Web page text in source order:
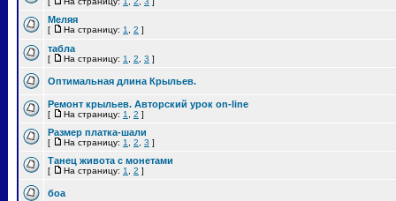
Меляя
[ На страницу: 1 2 ]
табла
[ На страницу: 1 2 3 ]
Оптимальная длина Крыльев.
Ремонт крыльев. Авторский урок on-line
[ На страницу: 1 2 ]
Размер платка-шали
[ На страницу: 1 2 3 ]
Танец живота с монетами
[ На страницу: 1 2 ]
боа